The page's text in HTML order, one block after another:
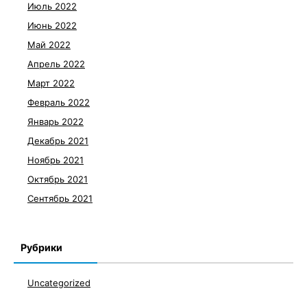
Июль 2022
Июнь 2022
Май 2022
Апрель 2022
Март 2022
Февраль 2022
Январь 2022
Декабрь 2021
Ноябрь 2021
Октябрь 2021
Сентябрь 2021
Рубрики
Uncategorized